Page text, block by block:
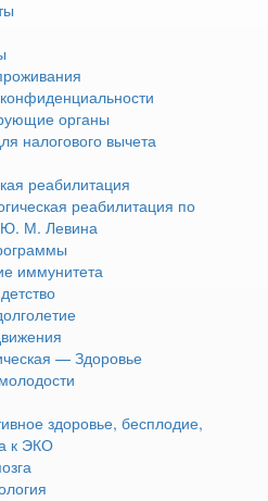
органы
налогового вычета
реабилитация
реабилитация по
Ю. М. Левина
иммунитета
— Здоровье
здоровье, бесплодие,
к ЭКО
процедура
с помощью лазера
эстетических и
уже после первых сеансов.
и заломов. Кожа становится
текстуры. Эпидермис
тусклый оттенок.
и сосудистых изменений.
и свежий цвет.
постакне. Поверхность
и однороднее.
операции. Подтягиваются
эластичность тканей.
Стимуляция выработки